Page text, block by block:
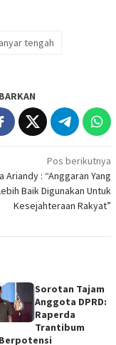
tengah
Pos berikutnya
Ariandy : “Anggaran Yang
Baik Digunakan Untuk
Kesejahteraan Rakyat”
Sorotan Tajam
Anggota DPRD:
Raperda
Trantibum